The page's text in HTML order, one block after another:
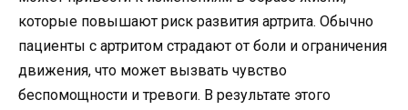
которые повышают риск развития артрита. Обычно
пациенты с артритом страдают от боли и ограничения
движения, что может вызвать чувство
беспомощности и тревоги. В результате этого